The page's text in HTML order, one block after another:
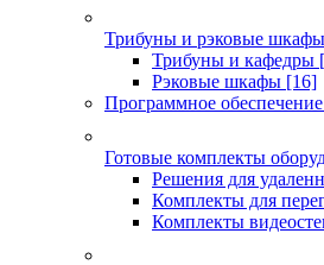
Трибуны и рэковые шкафы
Трибуны и кафедры
Рэковые шкафы [16]
Программное
Готовые комплекты
Решения для
Комплекты для
Комплекты